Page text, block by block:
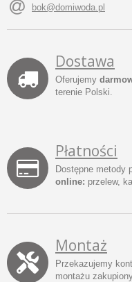
bok@domiwoda.pl
Dostawa
Oferujemy
terenie Polski.
Płatności
Dostępne metody
online: przelew,
Montaż
Przekazujemy
montażu